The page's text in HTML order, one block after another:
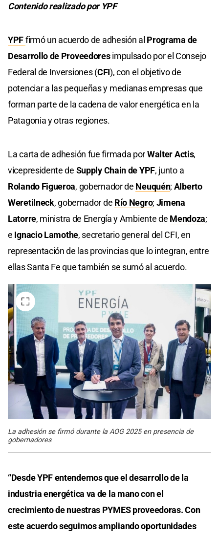
Contenido realizado por YPF
YPFfirmó un acuerdo de adhesión al Programa de
Desarrollo de Proveedoresimpulsado por el Consejo
Federal de Inversiones (CFI), con el objetivo de
potenciar a las pequeñas y medianas empresas que
forman parte de la cadena de valor energética en la
Patagonia y otras regiones.
La carta de adhesión fue firmada porWalter Actis,
vicepresidente de Supply Chain de YPF, junto a
Rolando Figueroa, gobernador de Neuquén; Alberto
Weretilneck, gobernador de Río Negro; Jimena
Latorre, ministra de Energía y Ambiente de Mendoza;
e Ignacio Lamothe, secretario general del CFI, en
representación de las provincias que lo integran, entre
ellas Santa Fe que también se sumó al acuerdo.
La adhesión se firmó durante la AOG 2025 en presencia de
gobernadores
“Desde YPF entendemos que el desarrollo de la
industria energética va de la mano con el
crecimiento de nuestras PYMES proveedoras. Con
este acuerdo seguimos ampliando oportunidades